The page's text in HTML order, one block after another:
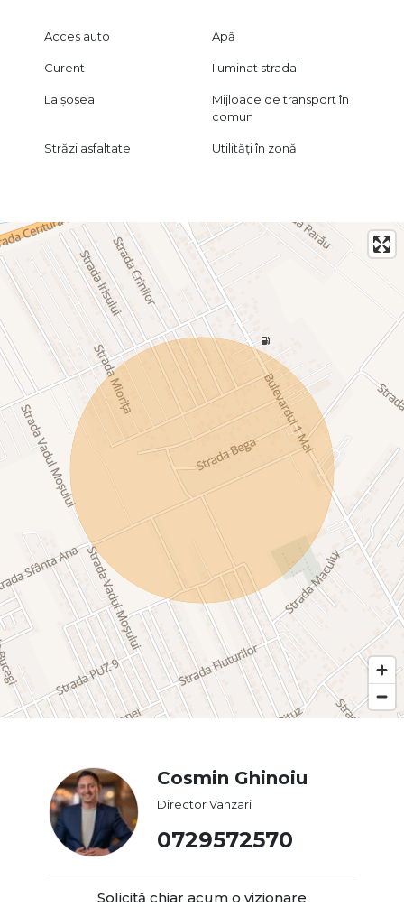
Acces auto Apă
Curent Iluminat stradal
La șosea
Mijloace de transport în
comun
Străzi asfaltate Utilități în zonă
Cosmin Ghinoiu
Director Vanzari
0729572570
Solicită chiar acum o vizionare